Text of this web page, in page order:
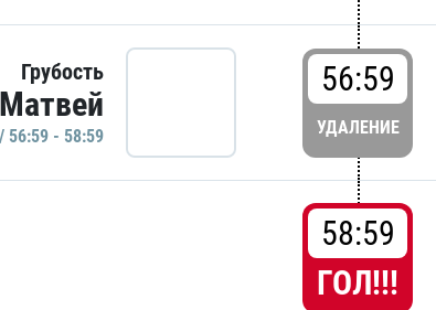
Грубость
56:59 - 58:59
56:59
УДАЛЕНИЕ
58:59
ГОЛ!!!